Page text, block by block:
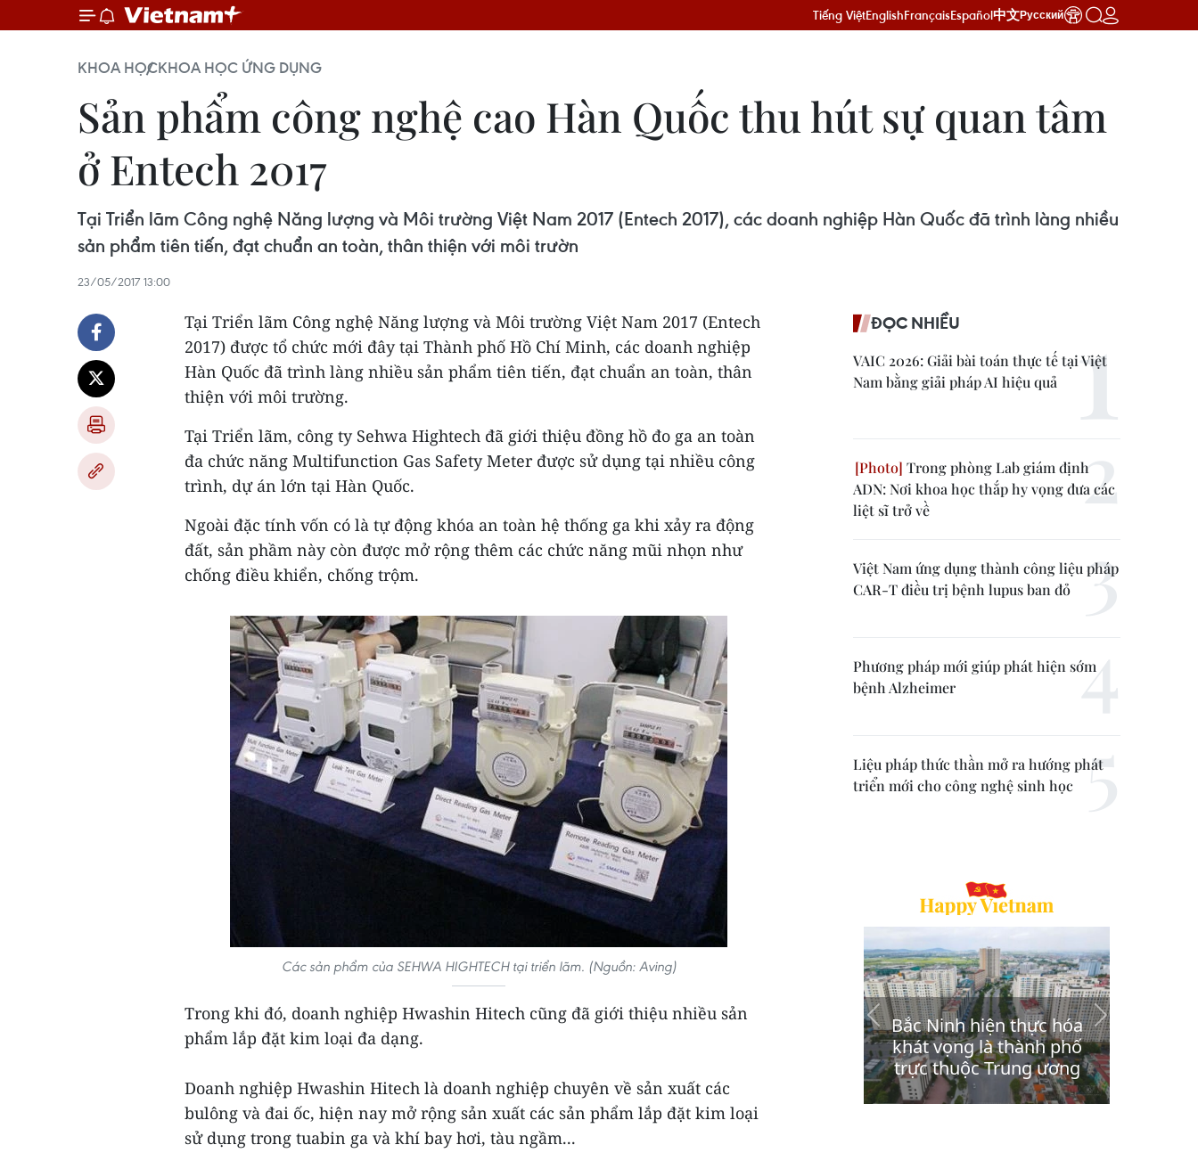
Tiếng ViệtEnglishFrançaisEspañol中文Русский
KHOA HỌCKHOA HỌC ỨNG DỤNG
Sản phẩm công nghệ cao Hàn Quốc thu hút sự quan tâm
ở Entech 2017
Tại Triển lãm Công nghệ Năng lượng và Môi trường Việt Nam 2017 (Entech 2017), các doanh nghiệp Hàn Quốc đã trình làng nhiều
sản phẩm tiên tiến, đạt chuẩn an toàn, thân thiện với môi trườn
23/05/2017 13:00
Tại Triển lãm Công nghệ Năng lượng và Môi trường Việt Nam 2017 (Entech
2017) được tổ chức mới đây tại Thành phố Hồ Chí Minh, các doanh nghiệp
Hàn Quốc đã trình làng nhiều sản phẩm tiên tiến, đạt chuẩn an toàn, thân
thiện với môi trường.
Tại Triển lãm, công ty Sehwa Hightech đã giới thiệu đồng hồ đo ga an toàn
đa chức năng Multifunction Gas Safety Meter được sử dụng tại nhiều công
trình, dự án lớn tại Hàn Quốc.
Ngoài đặc tính vốn có là tự động khóa an toàn hệ thống ga khi xảy ra động
đất, sản phầm này còn được mở rộng thêm các chức năng mũi nhọn như
chống điều khiển, chống trộm.
Các sản phẩm của SEHWA HIGHTECH tại triển lãm. (Nguồn: Aving)
Trong khi đó, doanh nghiệp Hwashin Hitech cũng đã giới thiệu nhiều sản
phẩm lắp đặt kim loại đa dạng.
Doanh nghiệp Hwashin Hitech là doanh nghiệp chuyên về sản xuất các
bulông và đai ốc, hiện nay mở rộng sản xuất các sản phẩm lắp đặt kim loại
sử dụng trong tuabin ga và khí bay hơi, tàu ngầm...
ĐỌC NHIỀU
VAIC 2026: Giải bài toán thực tế tại Việt
Nam bằng giải pháp AI hiệu quả
Trong phòng Lab giám định
ADN: Nơi khoa học thắp hy vọng đưa các
liệt sĩ trở về
Việt Nam ứng dụng thành công liệu pháp
CAR-T điều trị bệnh lupus ban đỏ
Phương pháp mới giúp phát hiện sớm
bệnh Alzheimer
Liệu pháp thức thần mở ra hướng phát
triển mới cho công nghệ sinh học